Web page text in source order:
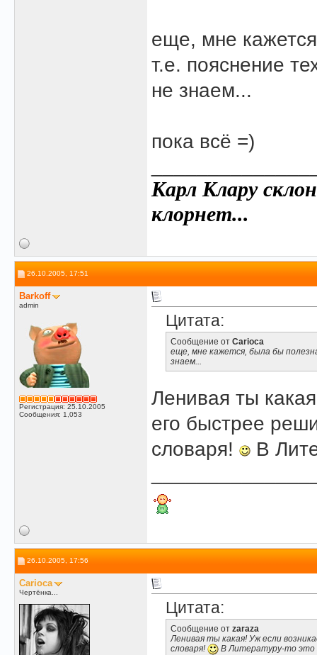
еще, мне
т.е. пояснение
не знаем...
пока всё =)
Карл Клару
клорнет...
26.10.2005, 17:51
Barkoff
admin
Регистрация: 25.10.2005
Сообщения: 1,053
Цитата:
Сообщение от Carioca
еще, мне кажется, была бы
знаем...
Ленивая ты
его быстрее
словаря!
В
26.10.2005, 17:56
Carioca
Чертёнка...
Цитата:
Сообщение от zaraza
Ленивая ты какая! Уж если
словаря!
В Литературу-то это